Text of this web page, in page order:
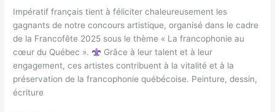
Impératif français tient à féliciter chaleureusement les
gagnants de notre concours artistique, organisé dans le cadre
de la Francofête 2025 sous le thème « La francophonie au
cœur du Québec ».
Grâce à leur talent et à leur
engagement, ces artistes contribuent à la vitalité et à la
préservation de la francophonie québécoise. Peinture, dessin,
écriture